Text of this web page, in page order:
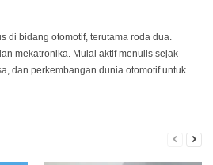
di bidang otomotif, terutama roda dua.
mekatronika. Mulai aktif menulis sejak
dan perkembangan dunia otomotif untuk